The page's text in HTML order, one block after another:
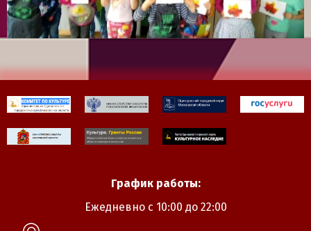
График работы:
Ежедневно с 10:00 до 22:00